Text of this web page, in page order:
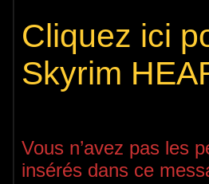
Cliquez ici
Skyrim
Vous n’avez pas les
insérés dans ce